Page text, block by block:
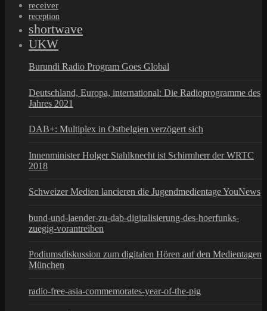
receiver
reception
shortwave
UKW
Burundi Radio Program Goes Global
Deutschland, Europa, international: Die Radioprogramme des
Jahres 2021
DAB+: Multiplex in Ostbelgien verzögert sich
Innenminister Holger Stahlknecht ist Schirmherr der WRTC
2018
Schweizer Medien lancieren die Jugendmedientage YouNews
bund-und-laender-zu-dab-digitalisierung-des-hoerfunks-
zuegig-vorantreiben
Podiumsdiskussion zum digitalen Hören auf den Medientagen
München
radio-free-asia-commemorates-year-of-the-pig